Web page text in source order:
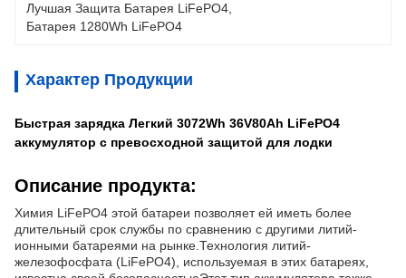
Лучшая Защита Батарея LiFePO4
Батарея 1280Wh LiFePO4
Характер Продукции
Быстрая зарядка Легкий 3072Wh 36V80Ah LiFePO4
аккумулятор с превосходной защитой для лодки
Описание продукта:
Химия LiFePO4 этой батареи позволяет ей иметь более
длительный срок службы по сравнению с другими литий-
ионными батареями на рынке.Технология литий-
железофосфата (LiFePO4), используемая в этих батареях,